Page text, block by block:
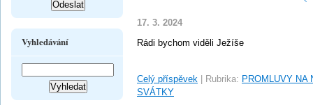
17. 3. 2024
Rádi bychom viděli Ježíše
Celý příspěvek Rubrika: PROMLUVY NA
SVÁTKY
Vyhledávání